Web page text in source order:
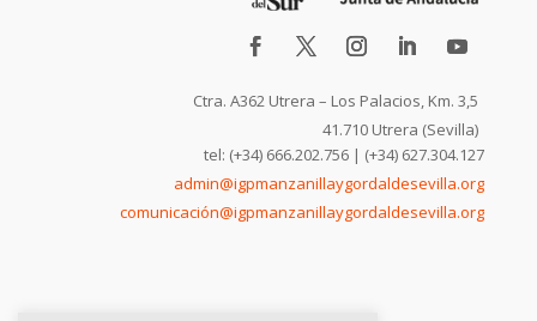
Ctra. A362 Utrera – Los Palacios, Km. 3,5
41.710 Utrera (Sevilla)
tel: (+34) 666.202.756 | (+34) 627.304.127
admin@igpmanzanillaygordaldesevilla.org
comunicación@igpmanzanillaygordaldesevilla.org